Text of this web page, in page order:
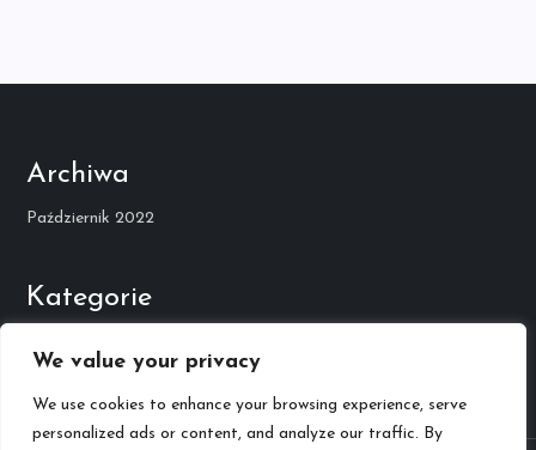
We value your privacy
We use cookies to enhance your browsing experience, serve
personalized ads or content, and analyze our traffic. By
Archiwa
Październik 2022
Kategorie